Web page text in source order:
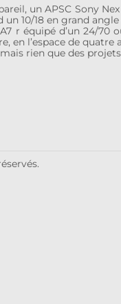
un APSC Sony
10/18 en grand
r équipé d’un 24/70
en l’espace de
rien que des